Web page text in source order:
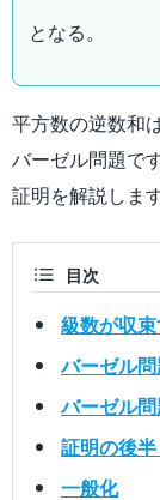
となる。
平方数の逆数和
バーゼル問題で
証明を解説します
目次
級数が収
バーゼル
バーゼル
証明の後
一般化